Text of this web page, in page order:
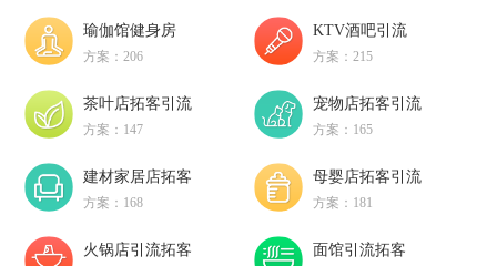
瑜伽馆健身房
方案：206
KTV酒吧引流
方案：215
茶叶店拓客引流
方案：147
宠物店拓客引流
方案：165
建材家居店拓客
方案：168
母婴店拓客引流
方案：181
火锅店引流拓客 面馆引流拓客